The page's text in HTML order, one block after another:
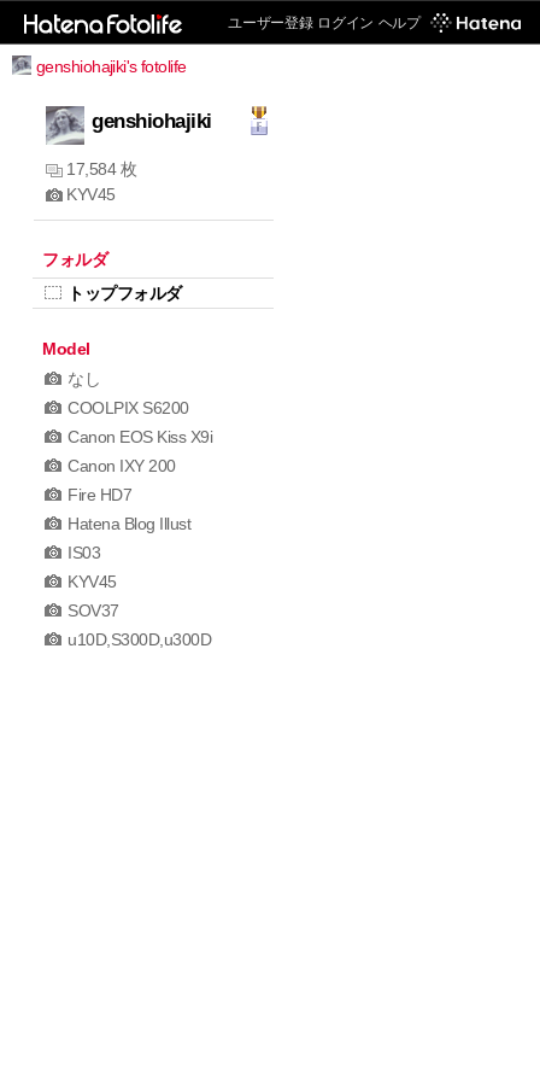
ユーザー登録 ログイン ヘルプ
genshiohajiki's fotolife
genshiohajiki
17,584 枚
KYV45
フォルダ
トップフォルダ
Model
なし
COOLPIX S6200
Canon EOS Kiss X9i
Canon IXY 200
Fire HD7
Hatena Blog Illust
IS03
KYV45
SOV37
u10D,S300D,u300D